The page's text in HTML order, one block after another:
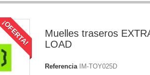
¡OFERTA!
Muelles traseros
LOAD
Referencia
IM-TOY025D